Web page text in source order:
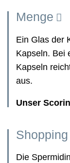
Menge
Ein Glas der
Kapseln. Bei
Kapseln
aus.
Unser
Shopping
Die